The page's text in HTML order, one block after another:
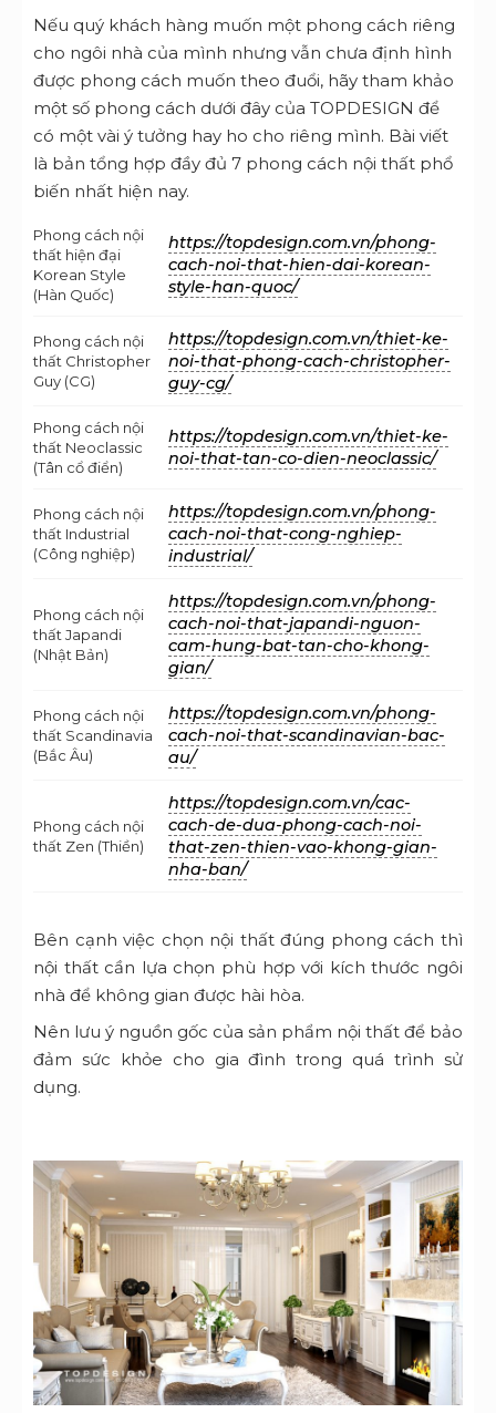
Nếu quý khách hàng muốn một phong cách riêng
cho ngôi nhà của mình nhưng vẫn chưa định hình
được phong cách muốn theo đuổi, hãy tham khảo
một số phong cách dưới đây của TOPDESIGN để
có một vài ý tưởng hay ho cho riêng mình. Bài viết
là bản tổng hợp đầy đủ 7 phong cách nội thất phổ
biến nhất hiện nay.
Phong cách nội
thất hiện đại
Korean Style
(Hàn Quốc)
https://topdesign.com.vn/phong-
cach-noi-that-hien-dai-korean-
style-han-quoc/
Phong cách nội
thất Christopher
Guy (CG)
https://topdesign.com.vn/thiet-ke-
noi-that-phong-cach-christopher-
guy-cg/
Phong cách nội
thất Neoclassic
(Tân cổ điển)
https://topdesign.com.vn/thiet-ke-
noi-that-tan-co-dien-neoclassic/
Phong cách nội
thất Industrial
(Công nghiệp)
https://topdesign.com.vn/phong-
cach-noi-that-cong-nghiep-
industrial/
Phong cách nội
thất Japandi
(Nhật Bản)
https://topdesign.com.vn/phong-
cach-noi-that-japandi-nguon-
cam-hung-bat-tan-cho-khong-
gian/
Phong cách nội
thất Scandinavia
(Bắc Âu)
https://topdesign.com.vn/phong-
cach-noi-that-scandinavian-bac-
au/
Phong cách nội
thất Zen (Thiền)
https://topdesign.com.vn/cac-
cach-de-dua-phong-cach-noi-
that-zen-thien-vao-khong-gian-
nha-ban/
Bên cạnh việc chọn nội thất đúng phong cách thì
nội thất cần lựa chọn phù hợp với kích thước ngôi
nhà để không gian được hài hòa.
Nên lưu ý nguồn gốc của sản phẩm nội thất để bảo
đảm sức khỏe cho gia đình trong quá trình sử
dụng.